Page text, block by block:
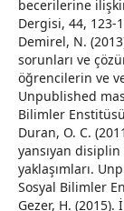
becerilerine
Dergisi, 44, 123-
Demirel, N.
sorunları ve
öğrencilerin ve
Unpublished
Bilimler
Duran, O. C.
yansıyan
yaklaşımları.
Sosyal Bilimler
Gezer, H.